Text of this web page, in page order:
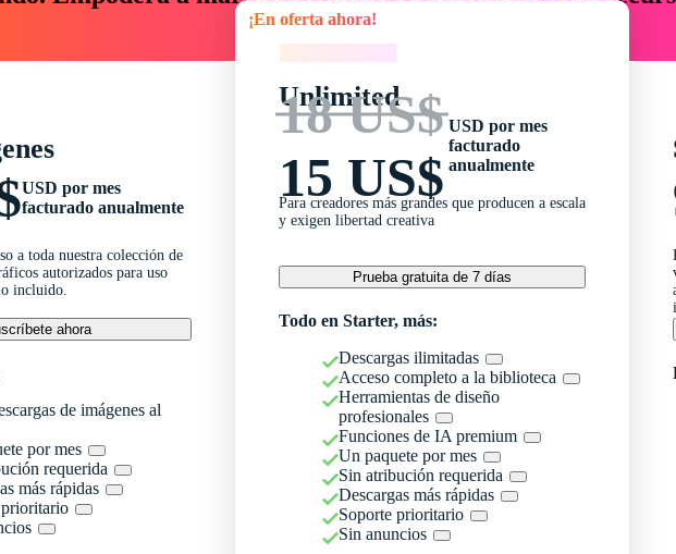
un 76 % en tiempo y presupuesto.
USD por mes
facturado anualmente
a toda nuestra colección de
autorizados para uso
incluido.
ahora
de imágenes al
por mes
requerida
más rápidas
¡En oferta ahora!
Unlimited
18 US$
15 US$
USD por mes
facturado
anualmente
Para creadores más grandes que producen a escala
y exigen libertad creativa
Prueba gratuita de 7 días
Todo en Starter, más:
Descargas ilimitadas
Acceso completo a la biblioteca
Herramientas de diseño
profesionales
Funciones de IA premium
Un paquete por mes
Sin atribución requerida
Descargas más rápidas
Soporte prioritario
Sin anuncios